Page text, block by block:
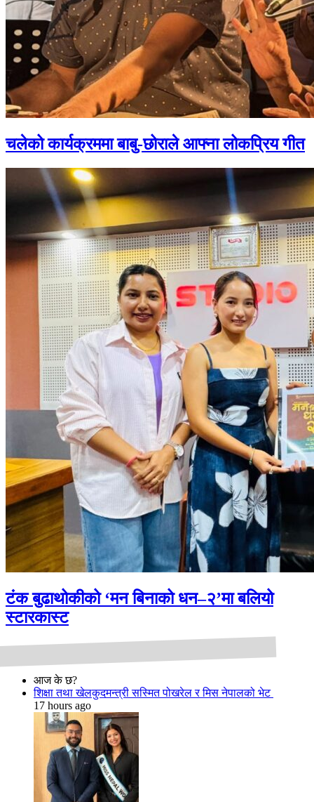
चलेको कार्यक्रममा बाबु-छोराले आफ्ना लोकप्रिय गीत
टंक बुढाथोकीको ‘मन बिनाको धन–२’मा बलियो
स्टारकास्ट
आज के छ?
शिक्षा तथा खेलकुदमन्त्री सस्मित पोखरेल र मिस नेपालको भेट
17 hours ago